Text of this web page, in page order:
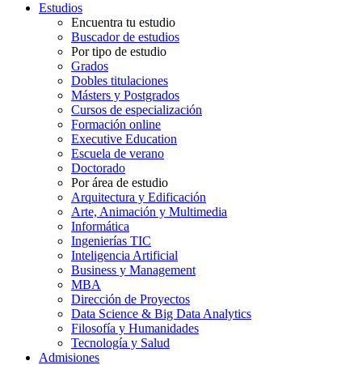
Estudios
Encuentra tu estudio
Buscador de estudios
Por tipo de estudio
Grados
Dobles titulaciones
Másters y Postgrados
Cursos de especialización
Formación online
Executive Education
Escuela de verano
Doctorado
Por área de estudio
Arquitectura y Edificación
Arte, Animación y Multimedia
Informática
Ingenierías TIC
Inteligencia Artificial
Business y Management
MBA
Dirección de Proyectos
Data Science & Big Data Analytics
Filosofía y Humanidades
Tecnología y Salud
Admisiones